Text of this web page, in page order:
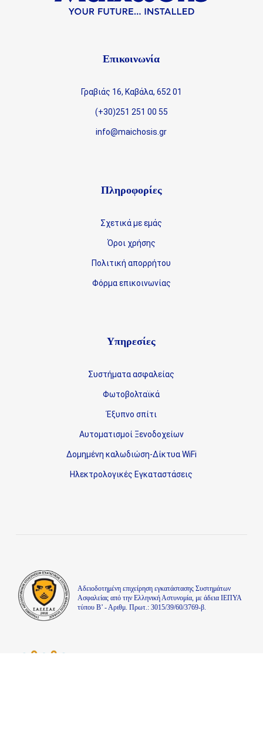
Επικοινωνία
Γραβιάς 16, Καβάλα, 652 01
(+30)251 251 00 55
info@maichosis.gr
Πληροφορίες
Σχετικά με εμάς
Όροι χρήσης
Πολιτική απορρήτου
Φόρμα επικοινωνίας
Υπηρεσίες
Συστήματα ασφαλείας
Φωτοβολταϊκά
Έξυπνο σπίτι
Αυτοματισμοί Ξενοδοχείων
Δομημένη καλωδιώση-Δίκτυα WiFi
Ηλεκτρολογικές Εγκαταστάσεις
Aδειοδοτημένη επιχείρηση εγκατάστασης Συστημάτων
Ασφαλείας από την Ελληνική Αστυνομία, με άδεια ΙΕΠΥΑ
τύπου Β’ - Αριθμ. Πρωτ.: 3015/39/60/3769-β.